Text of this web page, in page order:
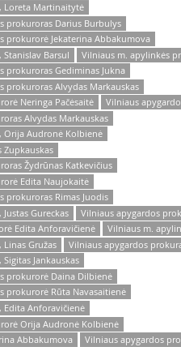
Loreta Martinaitytė
prokuroras Darius Burbulys
Jekaterina Abbakumova
Barsul
Vilniaus m. apylinkės
Gediminas Jukna
Alvydas Markauskas
Neringa Pačėsaitė
Vilniaus
Alvydas Markauskas
Orija Audronė Kolbienė
Žydrūnas Katkevičius
Edita Naujokaitė
Rimas Juodis
Gureckas
Vilniaus apygardos
Edita Anforavičienė
Vilniaus m.
Gružas
Vilniaus apygardos
Jankauskas
prokurorė Daina Dilbienė
prokurorė Rūta Navasaitienė
Anforavičienė
Orija Audronė Kolbienė
Abbakumova
Vilniaus apygardos